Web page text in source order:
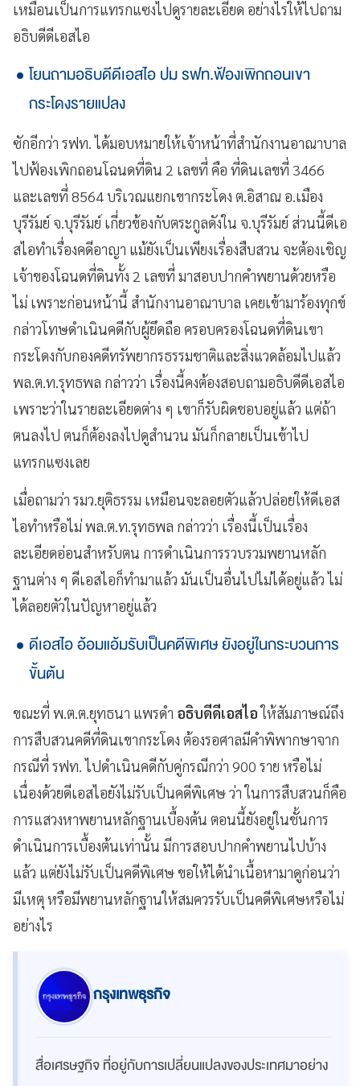
เหมือนเป็นการแทรกแซงไปดูรายละเอียด อย่างไรให้ไปถาม
อธิบดีดีเอสไอ
โยนถามอธิบดีดีเอสไอ ปม รฟท.ฟ้องเพิกถอนเขา
กระโดงรายแปลง
ซักอีกว่า รฟท. ได้มอบหมายให้เจ้าหน้าที่สำนักงานอาณาบาล
ไปฟ้องเพิกถอนโฉนดที่ดิน 2 เลขที่ คือ ที่ดินเลขที่ 3466
และเลขที่ 8564 บริเวณแยกเขากระโดง ต.อิสาณ อ.เมือง
บุรีรัมย์ จ.บุรีรัมย์ เกี่ยวข้องกับตระกูลดังใน จ.บุรีรัมย์ ส่วนนี้ดีเอ
สไอทำเรื่องคดีอาญา แม้ยังเป็นเพียงเรื่องสืบสวน จะต้องเชิญ
เจ้าของโฉนดที่ดินทั้ง 2 เลขที่ มาสอบปากคำพยานด้วยหรือ
ไม่ เพราะก่อนหน้านี้ สำนักงานอาณาบาล เคยเข้ามาร้องทุกข์
กล่าวโทษดำเนินคดีกับผู้ยึดถือ ครอบครองโฉนดที่ดินเขา
กระโดงกับกองคดีทรัพยากรธรรมชาติและสิ่งแวดล้อมไปแล้ว
พล.ต.ท.รุทธพล กล่าวว่า เรื่องนี้คงต้องสอบถามอธิบดีดีเอสไอ
เพราะว่าในรายละเอียดต่าง ๆ เขาก็รับผิดชอบอยู่แล้ว แต่ถ้า
ตนลงไป ตนก็ต้องลงไปดูสำนวน มันก็กลายเป็นเข้าไป
แทรกแซงเลย
เมื่อถามว่า รมว.ยุติธรรม เหมือนจะลอยตัวแล้วปล่อยให้ดีเอส
ไอทำหรือไม่ พล.ต.ท.รุทธพล กล่าวว่า เรื่องนี้เป็นเรื่อง
ละเอียดอ่อนสำหรับตน การดำเนินการรวบรวมพยานหลัก
ฐานต่าง ๆ ดีเอสไอก็ทำมาแล้ว มันเป็นอื่นไปไม่ได้อยู่แล้ว ไม่
ได้ลอยตัวในปัญหาอยู่แล้ว
ดีเอสไอ อ้อมแอ้มรับเป็นคดีพิเศษ ยังอยู่ในกระบวนการ
ขั้นต้น
ขณะที่ พ.ต.ต.ยุทธนา แพรดำ อธิบดีดีเอสไอให้สัมภาษณ์ถึง
การสืบสวนคดีที่ดินเขากระโดง ต้องรอศาลมีคำพิพากษาจาก
กรณีที่ รฟท. ไปดำเนินคดีกับคู่กรณีกว่า 900 ราย หรือไม่
เนื่องด้วยดีเอสไอยังไม่รับเป็นคดีพิเศษ ว่า ในการสืบสวนก็คือ
การแสวงหาพยานหลักฐานเบื้องต้น ตอนนี้ยังอยู่ในชั้นการ
ดำเนินการเบื้องต้นเท่านั้น มีการสอบปากคำพยานไปบ้าง
แล้ว แต่ยังไม่รับเป็นคดีพิเศษ ขอให้ได้นำเนื้อหามาดูก่อนว่า
มีเหตุ หรือมีพยานหลักฐานให้สมควรรับเป็นคดีพิเศษหรือไม่
อย่างไร
กรุงเทพธุรกิจ
สื่อเศรษฐกิจ ที่อยู่กับการเปลี่ยนแปลงของประเทศมาอย่าง